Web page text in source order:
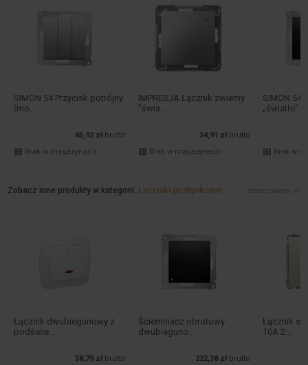
SIMON 54 Przycisk potrójny
(mo...
65,92 zł
brutto
Brak w magazynach
IMPRESJA Łącznik zwierny
"świa...
34,91 zł
brutto
Brak w magazynach
SIMON 54
„światło” z
Brak w
Zobacz inne produkty w kategorii: Łączniki podtynkowe zobacz więcej >>
Łącznik dwubiegunowy z
podświe...
38,79 zł brutto
Ściemniacz obrotowy
dwubieguno...
222,38 zł brutto
Łącznik
10A 2...